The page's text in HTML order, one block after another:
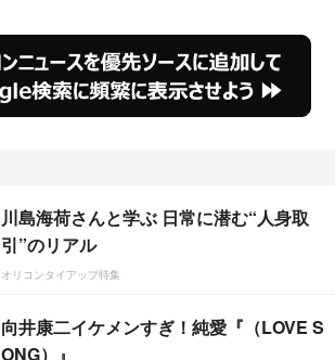
川島海荷さんと学ぶ 日常に潜む“人身取
引”のリアル
オリコンタイアップ特集
向井康二イケメンすぎ！純愛『（LOVE S
ONG）』